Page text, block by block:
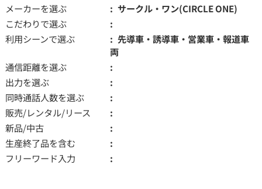
メーカーを選ぶ
サークル・ワン(CIRCLE ONE)
こだわりで選ぶ
利用シーンで選ぶ
先導車・誘導車・営業車・報道車
両
通信距離を選ぶ
出力を選ぶ
同時通話人数を選ぶ
販売/レンタル/リース
新品/中古
生産終了品を含む
フリーワード入力